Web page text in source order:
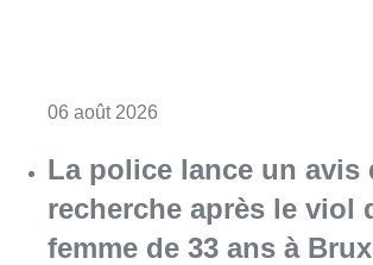
06 août 2026
La police lance un avis
recherche après le viol
femme de 33 ans à